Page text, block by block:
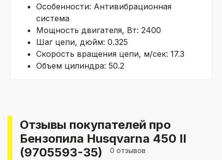
Особенности: Антивибрационная
система
Мощность двигателя, Вт: 2400
Шаг цепи, дюйм: 0.325
Скорость вращения цепи, м/сек: 17.3
Объем цилиндра: 50.2
Отзывы покупателей про
Бензопила Husqvarna 450 II
(9705593-35)
0 отзывов